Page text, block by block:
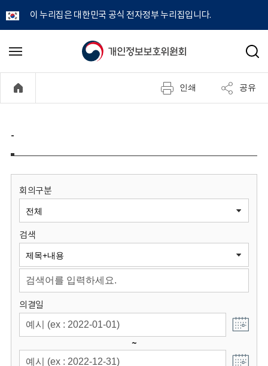
이 누리집은 대한민국 공식 전자정부 누리집입니다.
개
정
보
원
회
메
기
검
인쇄 공유
-
회의구분
검색
의결일
~